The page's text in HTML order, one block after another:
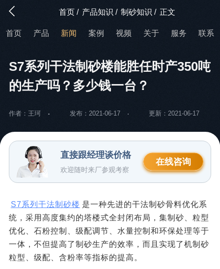
首页 / 产品知识 / 制砂知识 / 正文
首页 产品 新闻 案例 视频 关于 服务 联系
S7系列干法制砂楼能胜任时产350吨
的生产吗？多少钱一台？
作者：王珂 发布：2021-06-17 更新：2021-06-17
直接跟经理谈价格
欢迎随时来厂参观考察
在线咨询
S7系列干法制砂楼 是一种先进的干法制砂骨料优化系
统，采用高度集约的塔楼式全封闭布局，集制砂、粒型
优化、石粉控制、级配调节、水量控制和环保处理等于
一体，不但提高了制砂生产的效率，而且实现了机制砂
粒型、级配、含粉率等指标的提高。